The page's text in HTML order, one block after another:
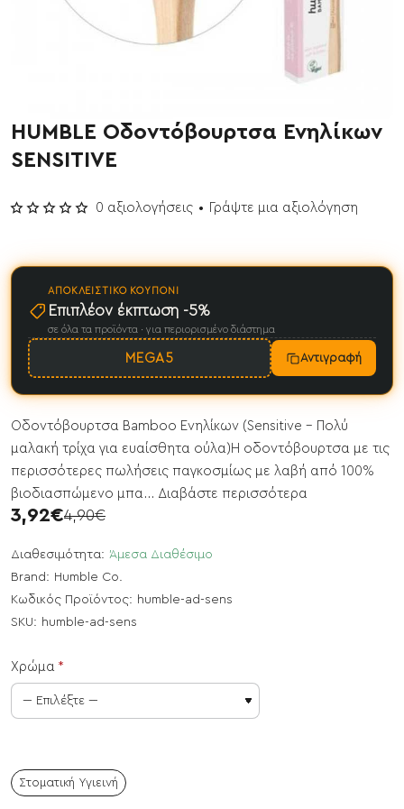
HUMBLE Οδοντόβουρτσα Ενηλίκων
SENSITIVE
Διαθεσιμότητα: Άμεσα Διαθέσιμο
Brand: Humble Co.
Κωδικός Προϊόντος: humble-ad-sens
SKU: humble-ad-sens
0 αξιολογήσεις • Γράψτε μια αξιολόγηση
3,92€4,90€
Χρώμα
ΑΠΟΚΛΕΙΣΤΙΚΌ ΚΟΥΠΌΝΙ
Επιπλέον έκπτωση -5%
σε όλα τα προϊόντα · για περιορισμένο διάστημα
MEGA5 Αντιγραφή
Οδοντόβουρτσα Bamboo Ενηλίκων (Sensitive - Πολύ
μαλακή τρίχα για ευαίσθητα ούλα)Η οδοντόβουρτσα με τις
περισσότερες πωλήσεις παγκοσμίως με λαβή από 100%
βιοδιασπώμενο μπα... Διαβάστε περισσότερα
Στοματική Υγιεινή